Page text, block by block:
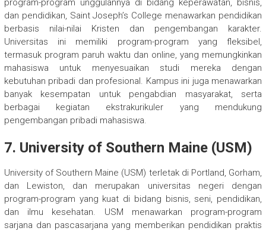
program-program unggulannya di bidang keperawatan, bisnis,
dan pendidikan, Saint Joseph’s College menawarkan pendidikan
berbasis nilai-nilai Kristen dan pengembangan karakter.
Universitas ini memiliki program-program yang fleksibel,
termasuk program paruh waktu dan online, yang memungkinkan
mahasiswa untuk menyesuaikan studi mereka dengan
kebutuhan pribadi dan profesional. Kampus ini juga menawarkan
banyak kesempatan untuk pengabdian masyarakat, serta
berbagai kegiatan ekstrakurikuler yang mendukung
pengembangan pribadi mahasiswa.
7. University of Southern Maine (USM)
University of Southern Maine (USM) terletak di Portland, Gorham,
dan Lewiston, dan merupakan universitas negeri dengan
program-program yang kuat di bidang bisnis, seni, pendidikan,
dan ilmu kesehatan. USM menawarkan program-program
sarjana dan pascasarjana yang memberikan pendidikan praktis